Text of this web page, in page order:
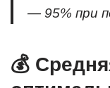
— 95% при
💰